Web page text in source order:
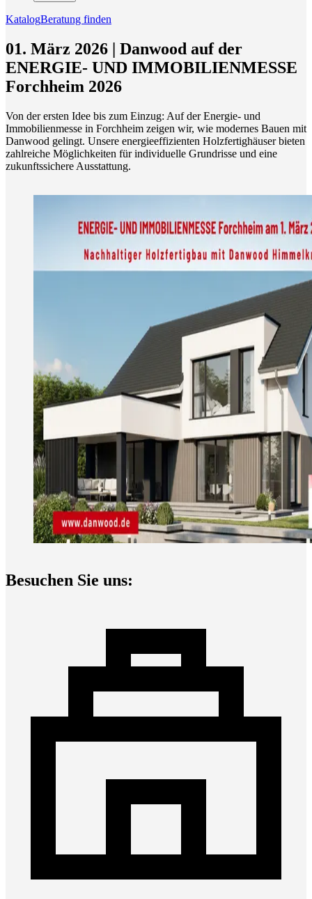
KatalogBeratung finden
01. März 2026 | Danwood auf der
ENERGIE- UND IMMOBILIENMESSE
Forchheim 2026
Von der ersten Idee bis zum Einzug: Auf der Energie- und
Immobilienmesse in Forchheim zeigen wir, wie modernes Bauen mit
Danwood gelingt. Unsere energieeffizienten Holzfertighäuser bieten
zahlreiche Möglichkeiten für individuelle Grundrisse und eine
zukunftssichere Ausstattung.
Besuchen Sie uns: